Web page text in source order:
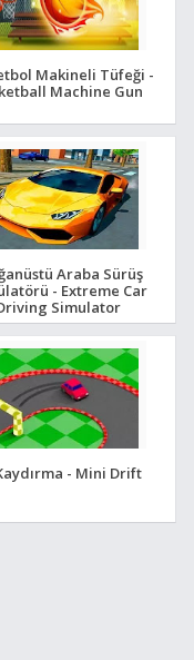
Makineli Tüfeği -
Machine Gun
Araba Sürüş
- Extreme Car
Simulator
- Mini Drift